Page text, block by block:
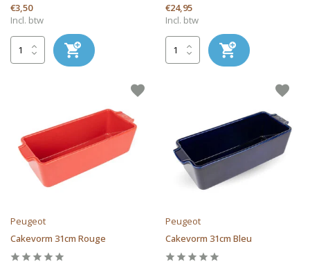
€3,50
Incl. btw
€24,95
Incl. btw
Peugeot
Cakevorm 31cm Rouge
Peugeot
Cakevorm 31cm Bleu